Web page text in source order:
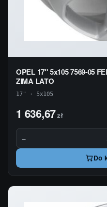
OPEL 17'' 5x105 7569-05
ZIMA LATO
17" · 5x105
1 636,67zł
−
Do